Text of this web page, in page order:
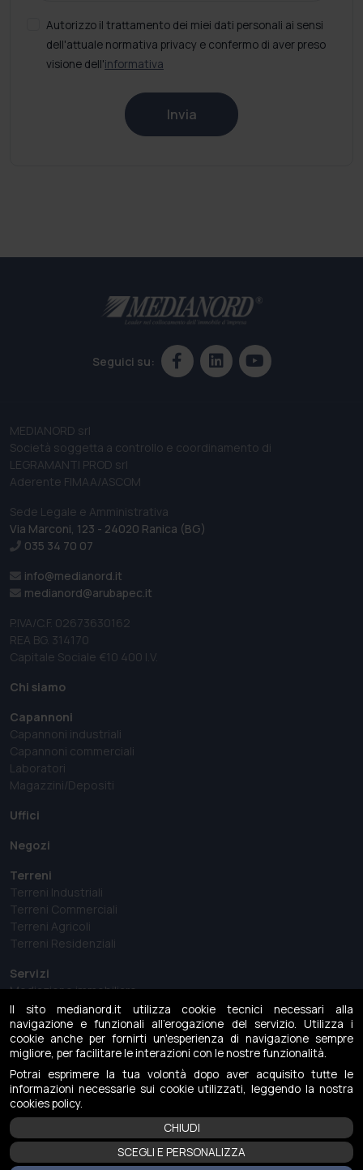
Autorizzo il trattamento dei miei dati personali ai sensi
dell'attuale normativa privacy e confermo di aver preso
visione dell'informativa
Invia
Seguici su:
MEDIANORD srl
Società soggetta a controllo e coordinamento di
LEGRAMANTI PROD srl
Aderente FIMAA/ASCOM
Sede Legale e Amministrativa
Via Marconi, 123 - 24020 Ranica (BG)
035 34 70 07
info@medianord.it
medianord@arubapec.it
P.IVA/C.F. 02673630162
REA BG. 314170
Capitale Sociale €10 400 I.V.
Chi siamo
Capannoni
Capannoni industriali
Capannoni commerciali
Laboratori
Magazzini/Depositi
Uffici
Negozi
Terreni
Terreni Industriali
Terreni Commerciali
Terreni Agricoli
Terreni Residenziali
Servizi
Mediazione immobiliare
Perizie e Analisi del mercato immobiliare
Consulenza immobiliare
Gestione aste immobiliari
MediaNews
Case history
Contattaci
Il sito medianord.it utilizza cookie tecnici necessari alla
navigazione e funzionali all'erogazione del servizio. Utilizza i
cookie anche per fornirti un'esperienza di navigazione sempre
migliore, per facilitare le interazioni con le nostre funzionalità.
Potrai esprimere la tua volontà dopo aver acquisito tutte le
informazioni necessarie sui cookie utilizzati, leggendo la nostra
cookies policy.
CHIUDI
SCEGLI E PERSONALIZZA